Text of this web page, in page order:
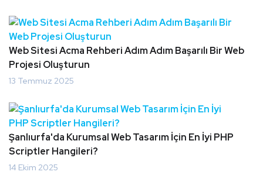
Web Sitesi Acma Rehberi Adım Adım Başarılı Bir Web
Projesi Oluşturun
13 Temmuz 2025
Şanlıurfa'da Kurumsal Web Tasarım İçin En İyi PHP
Scriptler Hangileri?
14 Ekim 2025